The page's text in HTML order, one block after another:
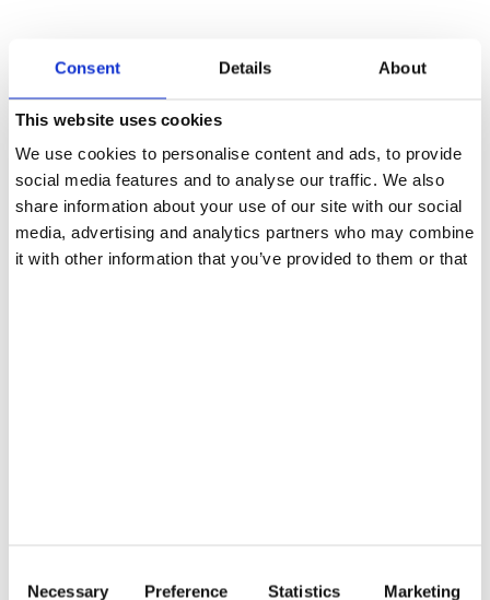
Consent Details About
This website uses cookies
We use cookies to personalise content and ads, to provide
social media features and to analyse our traffic. We also
share information about your use of our site with our social
media, advertising and analytics partners who may combine
it with other information that you’ve provided to them or that
Necessary
Preference
Statistics Marketing
Tenteu
Contact
Blog
RO
You May Also Like